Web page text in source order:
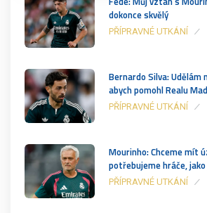
dokonce skvělý
PŘÍPRAVNÉ UTKÁNÍ
Bernardo Silva: Udělám
abych pomohl Realu
PŘÍPRAVNÉ UTKÁNÍ
Mourinho: Chceme mít
potřebujeme hráče,
PŘÍPRAVNÉ UTKÁNÍ